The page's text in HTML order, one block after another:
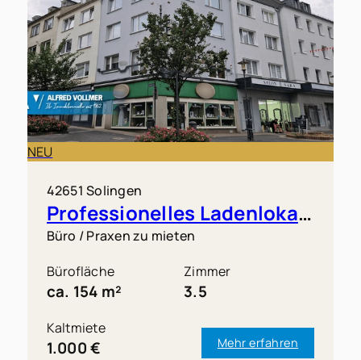
NEU
42651 Solingen
Professionelles Ladenlokal in Solingen-Mitte
Büro / Praxen zu mieten
Bürofläche
ca. 154 m²
Zimmer
3.5
Kaltmiete
1.000 € Mehr erfahren